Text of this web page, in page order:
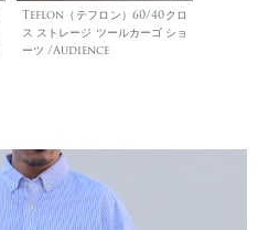
Teflon（テフロン）60/40クロ
ス ストレージ ツールカーゴ ショ
ーツ /Audience